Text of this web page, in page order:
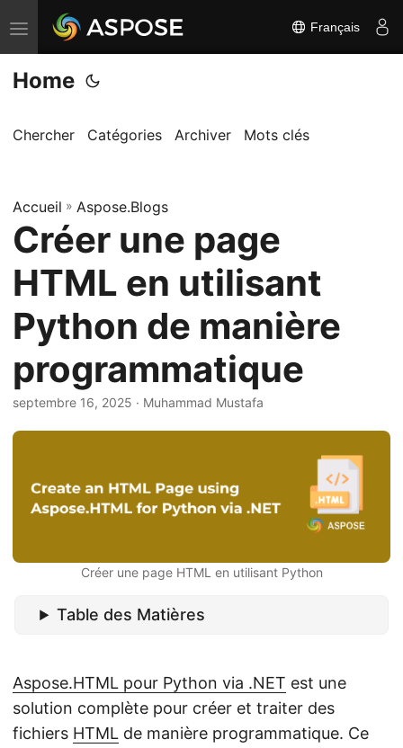
B
a
s
u
r
l
a
n
v
i
g
a
t
Français
Home
Chercher Catégories Archiver Mots clés
Accueil » Aspose.Blogs
Créer une page
HTML en utilisant
Python de manière
programmatique
septembre 16, 2025 · Muhammad Mustafa
Créer une page HTML en utilisant Python
Table des Matières
Aspose.HTML pour Python via .NET est une
solution complète pour créer et traiter des
fichiers HTML de manière programmatique. Ce